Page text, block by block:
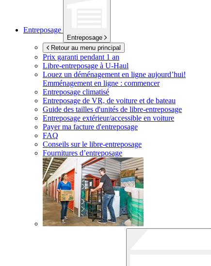
Entreposage
Entreposage
Retour au menu principal
Prix garanti pendant 1 an
Libre-entreposage à U-Haul
Louez un déménagement en ligne aujourd’hui!
Emménagement en ligne : commencer
Entreposage climatisé
Entreposage de VR, de voiture et de bateau
Guide des tailles d'unités de libre-entreposage
Entreposage extérieur/accessible en voiture
Payer ma facture d'entreposage
FAQ
Conseils sur le libre-entreposage
Fournitures d’entreposage